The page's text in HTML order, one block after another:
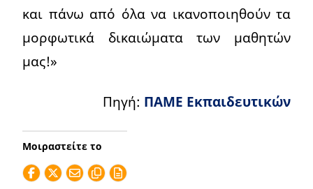
και πάνω από όλα να ικανοποιηθούν τα
μορφωτικά δικαιώματα των μαθητών
μας!»
Πηγή: ΠΑΜΕ Εκπαιδευτικών
Μοιραστείτε το